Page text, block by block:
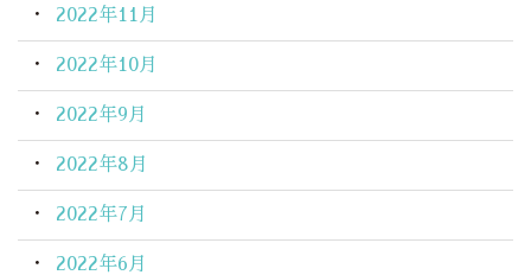
2022年11月
2022年10月
2022年9月
2022年8月
2022年7月
2022年6月